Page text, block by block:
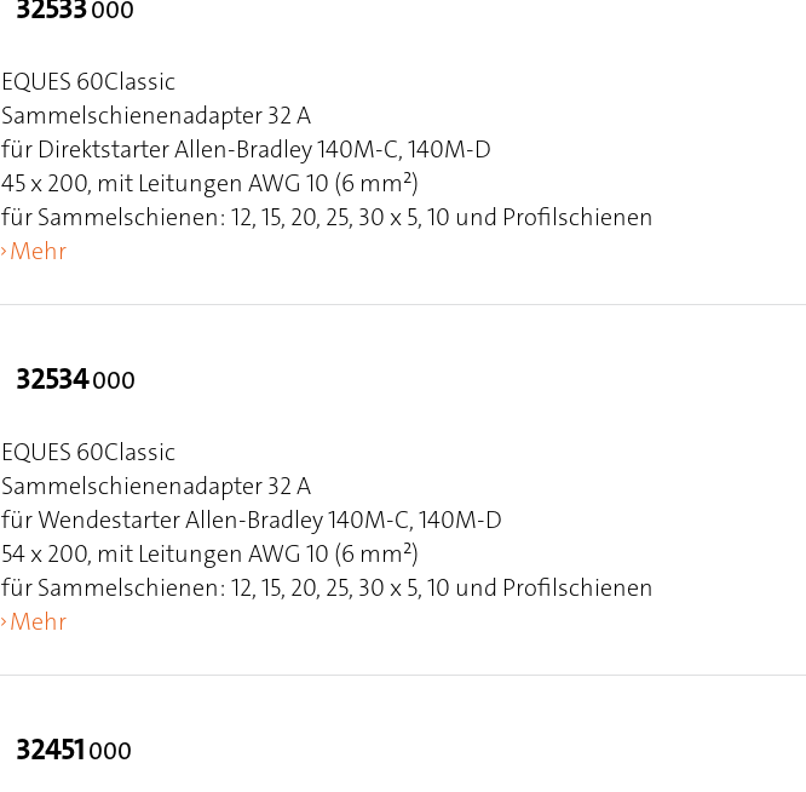
32533000
EQUES 60Classic
Sammelschienenadapter 32 A
für Direktstarter Allen-Bradley 140M-C, 140M-D
45 x 200, mit Leitungen AWG 10 (6 mm²)
für Sammelschienen: 12, 15, 20, 25, 30 x 5, 10 und Profilschienen
Mehr
32534000
EQUES 60Classic
Sammelschienenadapter 32 A
für Wendestarter Allen-Bradley 140M-C, 140M-D
54 x 200, mit Leitungen AWG 10 (6 mm²)
für Sammelschienen: 12, 15, 20, 25, 30 x 5, 10 und Profilschienen
Mehr
32451000